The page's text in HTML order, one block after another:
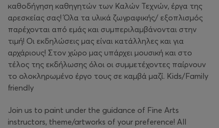
καθοδήγηση καθηγητών των Καλών Τεχνών, έργα της
αρεσκείας σας! Όλα τα υλικά ζωγραφικής/ εξοπλισμός
παρέχονται από εμάς και συμπεριλαμβάνονται στην
τιμή! Οι εκδηλώσεις μας είναι κατάλληλες και για
αρχάριους! Στον χώρο μας υπάρχει μουσική και στο
τέλος της εκδήλωσης όλοι οι συμμετέχοντες παίρνουν
το ολοκληρωμένο έργο τους σε καμβά μαζί. Kids/Family
friendly
Join us to paint under the guidance of Fine Arts
instructors, theme/artworks of your preference! All